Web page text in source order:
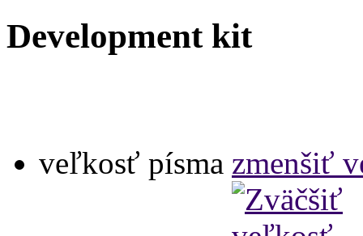
Development kit
veľkosť písma zmenšiť